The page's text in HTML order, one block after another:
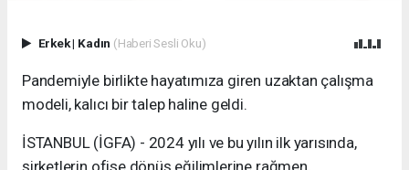
Erkek| Kadın (Haberi Sesli Oku)
Pandemiyle birlikte hayatımıza giren uzaktan çalışma
modeli, kalıcı bir talep haline geldi.
İSTANBUL (İGFA) - 2024 yılı ve bu yılın ilk yarısında,